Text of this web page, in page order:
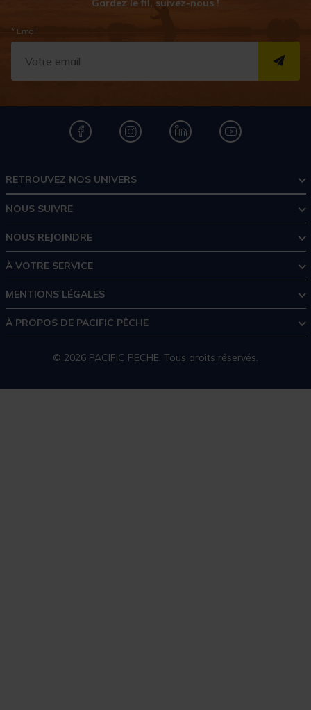
Gardez le fil, suivez-nous !
* Email
RETROUVEZ NOS UNIVERS
NOUS SUIVRE
NOUS REJOINDRE
À VOTRE SERVICE
MENTIONS LÉGALES
À PROPOS DE PACIFIC PÊCHE
© 2026 PACIFIC PECHE. Tous droits réservés.